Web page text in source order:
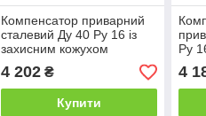
Компенсатор приварний
сталевий Ду 40 Ру 16 із
захисним кожухом
4 202₴
Купити
Ру
4